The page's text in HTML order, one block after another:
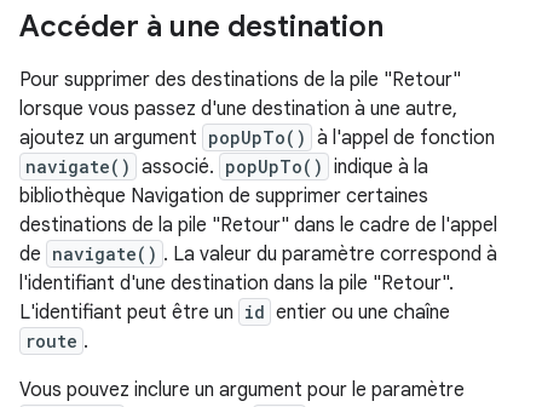
Accéder à une destination
Pour supprimer des destinations de la pile "Retour"
lorsque vous passez d'une destination à une autre,
ajoutez un argument popUpTo() à l'appel de fonction
navigate() associé. popUpTo() indique à la
bibliothèque Navigation de supprimer certaines
destinations de la pile "Retour" dans le cadre de l'appel
de navigate() . La valeur du paramètre correspond à
l'identifiant d'une destination dans la pile "Retour".
L'identifiant peut être un id entier ou une chaîne
route .
Vous pouvez inclure un argument pour le paramètre